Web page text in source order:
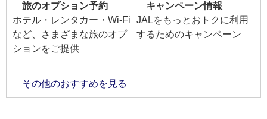
旅のオプション予約
ホテル・レンタカー・Wi-Fi
など、さまざまな旅のオプ
ションをご提供
キャンペーン情報
JALをもっとおトクに利用
するためのキャンペーン
その他のおすすめを見る